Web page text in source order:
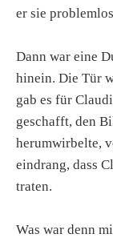
er sie
Dann war eine
hinein. Die Tür
gab es für
geschafft, den
herumwirbelte,
eindrang, dass
traten.
Was war denn